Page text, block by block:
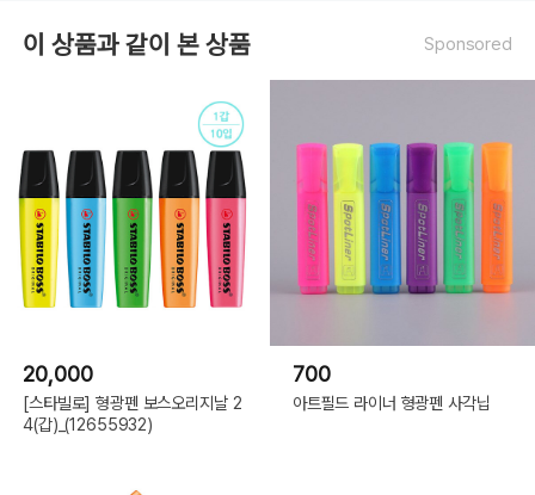
이 상품과 같이 본 상품 Sponsored
20,000
[스타빌로] 형광펜 보스오리지날 2
4(갑)_(12655932)
700
아트필드 라이너 형광펜 사각닙